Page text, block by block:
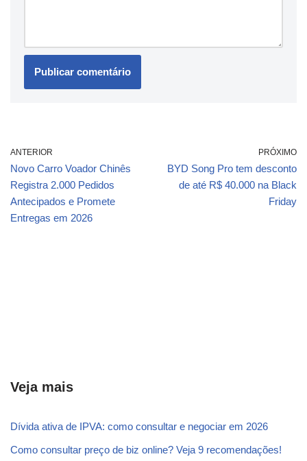
ANTERIOR
Novo Carro Voador Chinês
Registra 2.000 Pedidos
Antecipados e Promete
Entregas em 2026
PRÓXIMO
BYD Song Pro tem desconto
de até R$ 40.000 na Black
Friday
Veja mais
Dívida ativa de IPVA: como consultar e negociar em 2026
Como consultar preço de biz online? Veja 9 recomendações!